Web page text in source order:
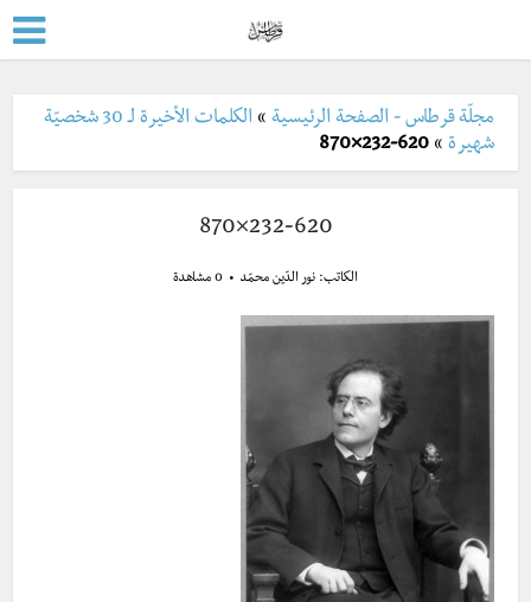
مجلّة قرطاس - الصفحة الرئيسية »
الكلمات الأخيرة لـ 30 شخصيّة
شهيرة »
232-620×870
232-620×870
الكاتب: نور الدّين محمّد 0 مشاهدة